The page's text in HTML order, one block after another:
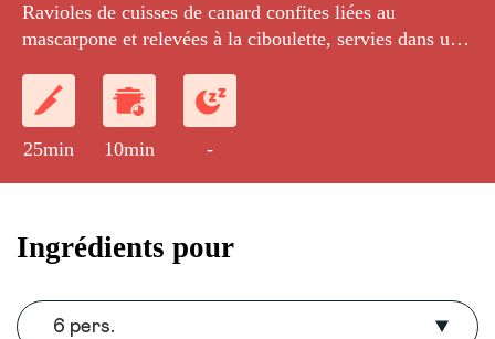
Ravioles de cuisses de canard confites liées au
mascarpone et relevées à la ciboulette, servies dans un
chou chinois et de magret de canard fumé.
25min 10min -
Ingrédients pour
6 pers.